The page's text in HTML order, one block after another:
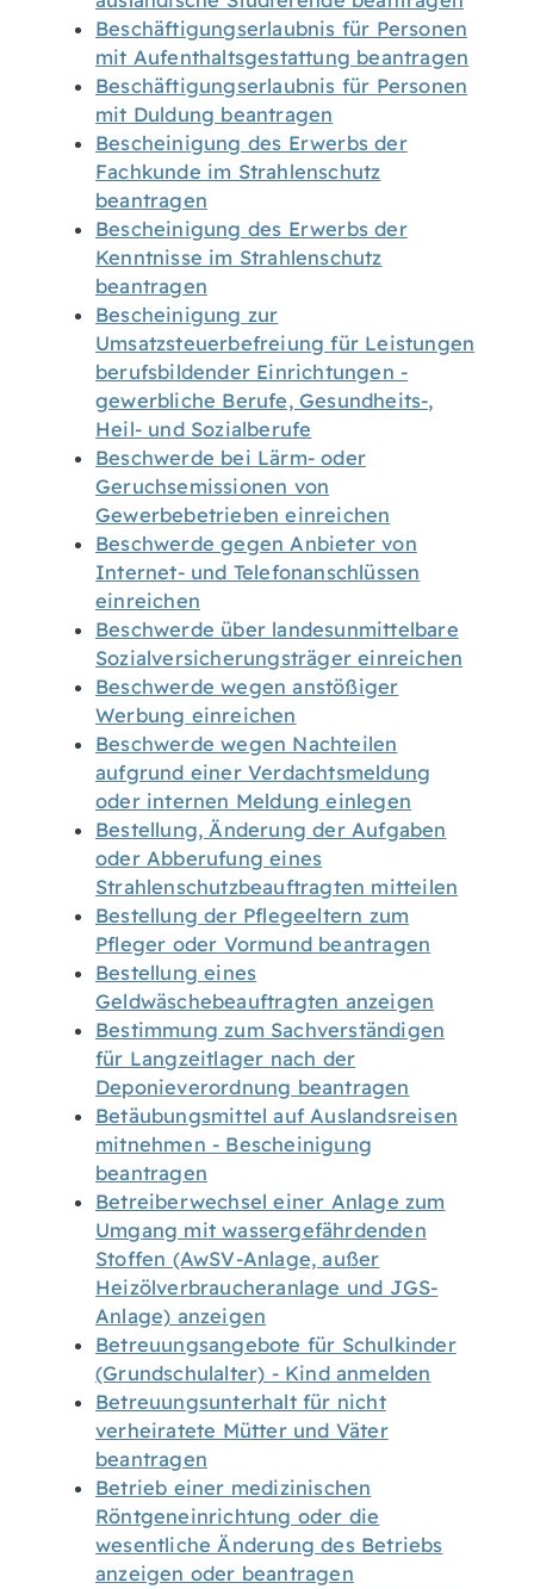
Beschäftigungserlaubnis für Personen
mit Aufenthaltsgestattung beantragen
Beschäftigungserlaubnis für Personen
mit Duldung beantragen
Bescheinigung des Erwerbs der
Fachkunde im Strahlenschutz
beantragen
Bescheinigung des Erwerbs der
Kenntnisse im Strahlenschutz
beantragen
Bescheinigung zur
Umsatzsteuerbefreiung für Leistungen
berufsbildender Einrichtungen -
gewerbliche Berufe, Gesundheits-,
Heil- und Sozialberufe
Beschwerde bei Lärm- oder
Geruchsemissionen von
Gewerbebetrieben einreichen
Beschwerde gegen Anbieter von
Internet- und Telefonanschlüssen
einreichen
Beschwerde über landesunmittelbare
Sozialversicherungsträger einreichen
Beschwerde wegen anstößiger
Werbung einreichen
Beschwerde wegen Nachteilen
aufgrund einer Verdachtsmeldung
oder internen Meldung einlegen
Bestellung, Änderung der Aufgaben
oder Abberufung eines
Strahlenschutzbeauftragten mitteilen
Bestellung der Pflegeeltern zum
Pfleger oder Vormund beantragen
Bestellung eines
Geldwäschebeauftragten anzeigen
Bestimmung zum Sachverständigen
für Langzeitlager nach der
Deponieverordnung beantragen
Betäubungsmittel auf Auslandsreisen
mitnehmen - Bescheinigung
beantragen
Betreiberwechsel einer Anlage zum
Umgang mit wassergefährdenden
Stoffen (AwSV-Anlage, außer
Heizölverbraucheranlage und JGS-
Anlage) anzeigen
Betreuungsangebote für Schulkinder
(Grundschulalter) - Kind anmelden
Betreuungsunterhalt für nicht
verheiratete Mütter und Väter
beantragen
Betrieb einer medizinischen
Röntgeneinrichtung oder die
wesentliche Änderung des Betriebs
anzeigen oder beantragen